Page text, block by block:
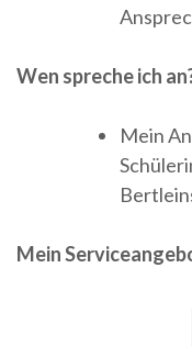
Wen spreche ich
Mein
Mein